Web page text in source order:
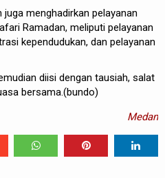
menghadirkan pelayanan
Ramadan, meliputi pelayanan
kependudukan, dan pelayanan
diisi dengan tausiah, salat
bersama.(bundo)
Medan